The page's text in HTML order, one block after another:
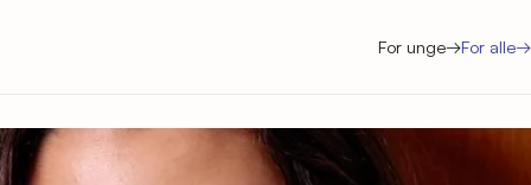
For unge→For alle→